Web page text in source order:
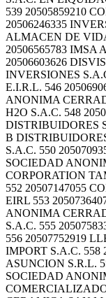
539 20505859210
20506246335
ALMACEN DE
20506565783
20506603626
INVERSIONES
E.I.R.L. 546
ANONIMA
H2O S.A.C. 548
DISTRIBUIDORES
B
S.A.C. 550
SOCIEDAD
CORPORATION
552 20507147055
EIRL 553
ANONIMA
S.A.C. 555
556 20507752919
IMPORT S.A.C. 558
ASUNCION S.R.L.
SOCIEDAD